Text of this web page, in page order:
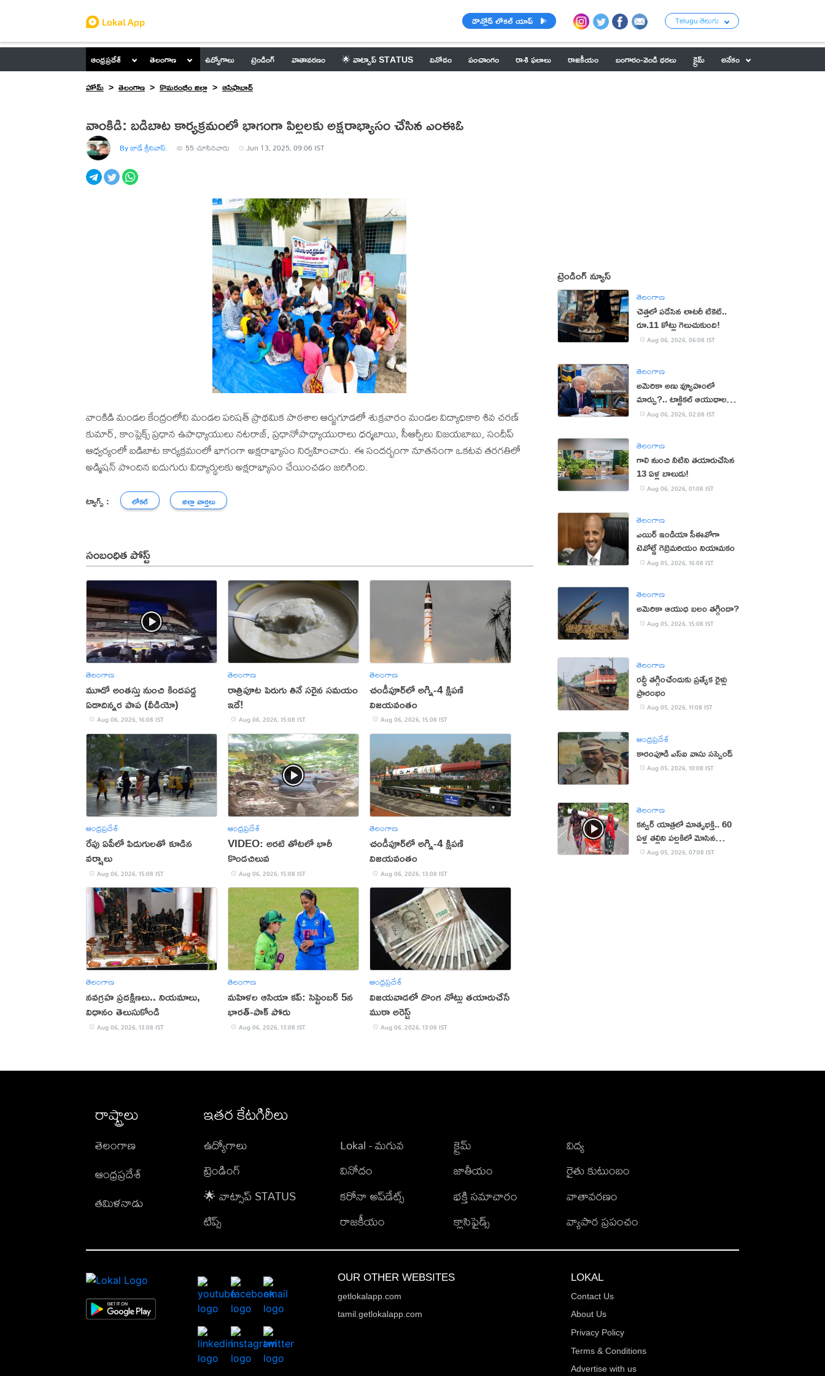
డౌన్లోడ్ లోకల్ యాప్ Telugu తెలుగు
ఆంధ్రప్రదేశ్ తెలంగాణ ఉద్యోగాలు ట్రెండింగ్ వాతావరణం 🌟 వాట్సాప్ STATUS వినోదం పంచాంగం రాశి ఫలాలు రాజకీయం బంగారం-వెండి ధరలు క్రైమ్
అనేకం
హోమ్
తెలంగాణ కొమరంభీం జిల్లా ఆసిఫాబాద్
వాంకిడి: బడిబాట కార్యక్రమంలో భాగంగా పిల్లలకు అక్షరాభ్యాసం చేసిన ఎంఈఓ
By జాడే శ్రీనివాస్. 55 చూసినవారు Jun 13, 2025, 09:06 IST
వాంకిడి మండల కేంద్రంలోని మండల పరిషత్ ప్రాథమిక పాఠశాల ఆర్జుగూడలో శుక్రవారం మండల విద్యాధికారి శివ చరణ్
కుమార్, కాంప్లెక్స్ ప్రధాన ఉపాధ్యాయులు నటరాజ్, ప్రధానోపాధ్యాయురాలు ధర్మబాయి, సీఆర్పీలు విజయబాబు, సందీప్
ఆధ్వర్యంలో బడిబాట కార్యక్రమంలో భాగంగా అక్షరాభ్యాసం నిర్వహించారు. ఈ సందర్భంగా నూతనంగా ఒకటవ తరగతిలో
అడ్మిషన్ పొందిన ఐదుగురు విద్యార్థులకు అక్షరాభ్యాసం చేయించడం జరిగింది.
ట్యాగ్స్ : లోకల్ జిల్లా వార్తలు
సంబంధిత పోస్ట్
తెలంగాణ
మూడో అంతస్తు నుంచి కిందపడ్డ
ఏడాదిన్నర పాప (వీడియో)
Aug 06, 2026, 16:08 IST
తెలంగాణ
రాత్రిపూట పెరుగు తినే సరైన సమయం
ఇదే!
Aug 06, 2026, 15:08 IST
తెలంగాణ
చండీపూర్‌లో అగ్ని-4 క్షిపణి
విజయవంతం
Aug 06, 2026, 15:08 IST
ఆంధ్రప్రదేశ్
రేపు ఏపీలో పిడుగులతో కూడిన
వర్షాలు
Aug 06, 2026, 15:08 IST
ఆంధ్రప్రదేశ్
VIDEO: అరటి తోటలో భారీ
కొండచిలువ
Aug 06, 2026, 15:08 IST
తెలంగాణ
చండీపూర్‌లో అగ్ని-4 క్షిపణి
విజయవంతం
Aug 06, 2026, 13:08 IST
తెలంగాణ
నవగ్రహ ప్రదక్షిణలు.. నియమాలు,
విధానం తెలుసుకోండి
Aug 06, 2026, 13:08 IST
తెలంగాణ
మహిళల ఆసియా కప్‌: సెప్టెంబర్ 5న
భారత్-పాక్ పోరు
Aug 06, 2026, 13:08 IST
ఆంధ్రప్రదేశ్
విజయవాడలో దొంగ నోట్లు తయారుచేసే
ముఠా అరెస్ట్
Aug 06, 2026, 13:08 IST
ట్రెండింగ్ న్యూస్
తెలంగాణ
చెత్తలో పడేసిన లాటరీ టికెట్..
రూ.11 కోట్లు గెలుచుకుంది!
Aug 06, 2026, 06:08 IST
తెలంగాణ
అమెరికా అణు వ్యూహంలో
మార్పు?.. టాక్టికల్ ఆయుధాలకు
ప్రాధాన్యం!
Aug 06, 2026, 02:08 IST
తెలంగాణ
గాలి నుంచి నీటిని తయారుచేసిన
13 ఏళ్ల బాలుడు!
Aug 06, 2026, 01:08 IST
తెలంగాణ
ఎయిర్ ఇండియా సీఈవోగా
టెవోల్డే గెబ్రెమరియం నియామకం
Aug 05, 2026, 16:08 IST
తెలంగాణ
అమెరికా ఆయుధ బలం తగ్గిందా?
Aug 05, 2026, 15:08 IST
తెలంగాణ
రద్దీ తగ్గించేందుకు ప్రత్యేక రైళ్లు
ప్రారంభం
Aug 05, 2026, 11:08 IST
ఆంధ్రప్రదేశ్
కారంపూడి ఎస్ఐ వాసు స‌స్పెండ్‌
Aug 05, 2026, 10:08 IST
తెలంగాణ
కన్వర్ యాత్రలో మాతృభక్తి.. 60
ఏళ్ల తల్లిని పల్లకిలో మోసిన
కొడుకు, కోడలు!
Aug 05, 2026, 07:08 IST
రాష్ట్రాలు
తెలంగాణ
ఆంధ్రప్రదేశ్
తమిళనాడు
ఇతర కేటగిరీలు
ఉద్యోగాలు
ట్రెండింగ్
🌟 వాట్సాప్ STATUS
టిప్స్
Lokal - మగువ
వినోదం
కరోనా అప్‌డేట్స్
రాజకీయం
క్రైమ్
జాతీయం
భక్తి సమాచారం
క్లాసిఫైడ్స్
విద్య
రైతు కుటుంబం
వాతావరణం
వ్యాపార ప్రపంచం
OUR OTHER WEBSITES
getlokalapp.com
tamil.getlokalapp.com
LOKAL
Contact Us
About Us
Privacy Policy
Terms & Conditions
Advertise with us